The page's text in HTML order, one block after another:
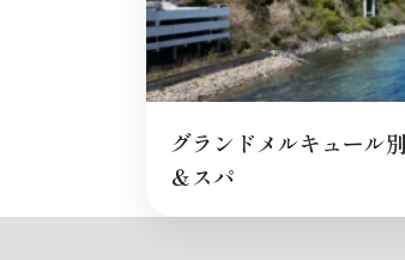
グランドメルキュール
＆スパ